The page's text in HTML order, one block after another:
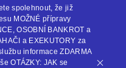
spolehnout, že již
MOŽNÉ přípravy
OSOBNÍ BANKROT a
a EXEKUTORY za
informace ZDARMA
OTÁZKY: JAK se